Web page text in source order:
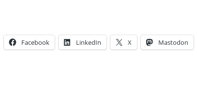
Facebook LinkedIn X Mastodon